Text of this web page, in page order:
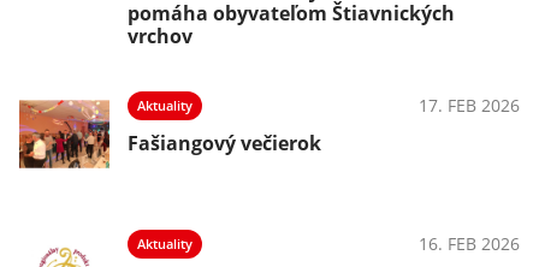
pomáha obyvateľom Štiavnických
vrchov
Aktuality 17. FEB 2026
Fašiangový večierok
Aktuality 16. FEB 2026